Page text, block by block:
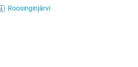
Roosinginjärvi